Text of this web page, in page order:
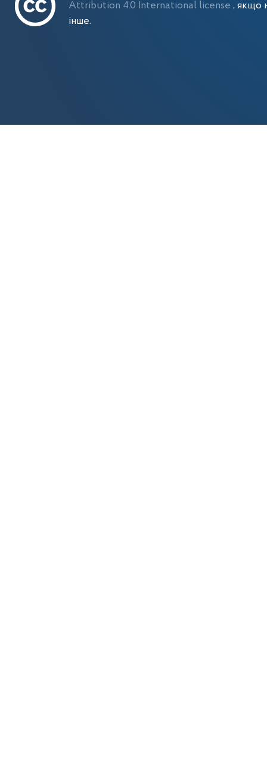
Attribution 4.0 International license , якщо
інше.